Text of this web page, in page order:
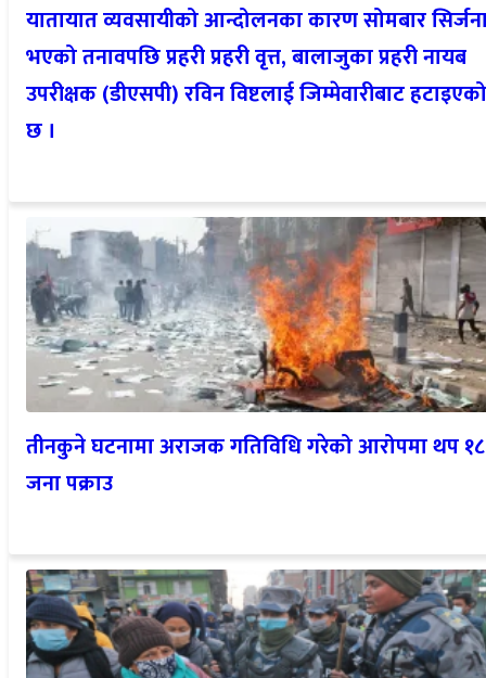
यातायात व्यवसायीको आन्दोलनका कारण सोमबार
भएको तनावपछि प्रहरी प्रहरी वृत्त, बालाजुका प्रहरी नायब
उपरीक्षक (डीएसपी) रविन विष्टलाई जिम्मेवारीबाट हटाइएको
छ ।
तीनकुने घटनामा अराजक गतिविधि गरेको आरोपमा थप १८
जना पक्राउ